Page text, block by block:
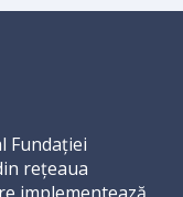
Fundației
rețeaua